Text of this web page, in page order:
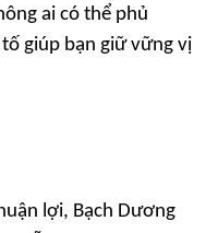
ai có thể phủ
giúp bạn giữ vững vị
lợi, Bạch Dương